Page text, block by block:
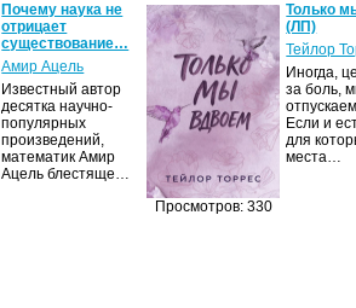
Почему наука не
отрицает
существование…
Амир Ацель
Известный автор
десятка научно-
популярных
произведений,
математик Амир
Ацель блестяще…
Просмотров: 330
Только
(ЛП)
Тейлор
Иногда,
за боль,
Если и
для
места…